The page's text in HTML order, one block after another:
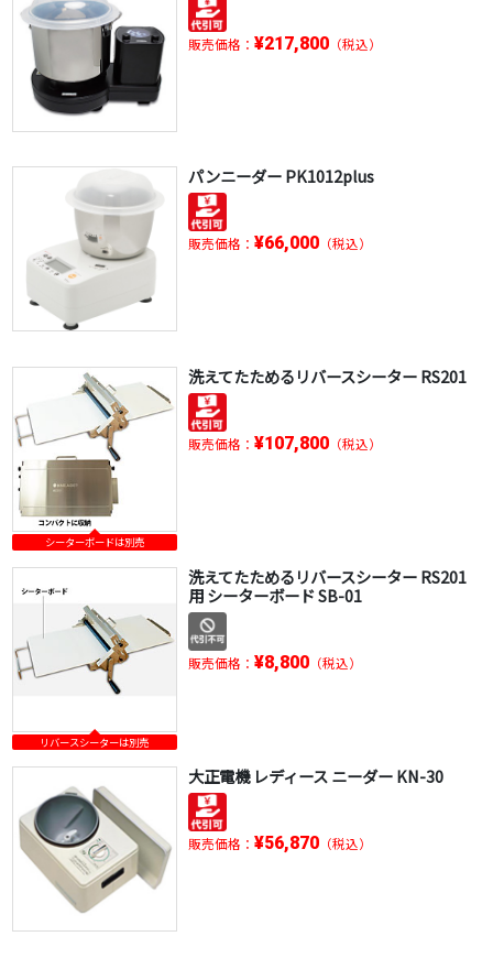
販売価格： ¥217,800（税込）
パンニーダー PK1012plus
販売価格： ¥66,000（税込）
シーターボードは別売
洗えてたためるリバースシーター RS201
販売価格： ¥107,800（税込）
リバースシーターは別売
洗えてたためるリバースシーター RS201
用 シーターボード SB-01
販売価格： ¥8,800（税込）
大正電機 レディース ニーダー KN-30
販売価格： ¥56,870（税込）